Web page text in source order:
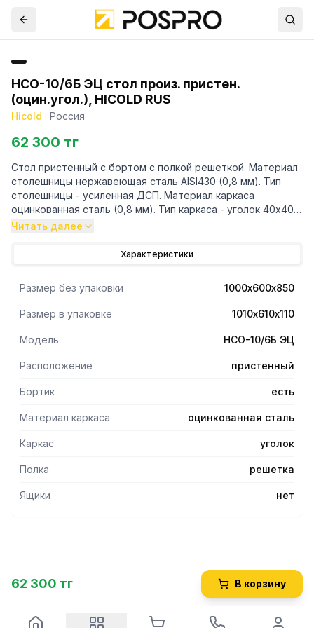
НСО-10/6Б ЭЦ стол произ. пристен.
(оцин.угол.), HICOLD RUS
Hicold · Россия
62 300 тг
Стол пристенный с бортом с полкой решеткой. Материал
столешницы нержавеющая сталь AISI430 (0,8 мм). Тип
столешницы - усиленная ДСП. Материал каркаса
оцинкованная сталь (0,8 мм). Тип каркаса - уголок 40х40
мм. Распределённая статическая нагрузка на стол 120 кг.
Отступ под коммуникации 25 мм. Высота борта 50 мм.
Читать далее
Характеристики
Размер без упаковки 1000х600х850
Размер в упаковке 1010х610х110
Модель НСО-10/6Б ЭЦ
Расположение пристенный
Бортик есть
Материал каркаса оцинкованная сталь
Каркас уголок
Полка решетка
Ящики нет
62 300 тг В корзину